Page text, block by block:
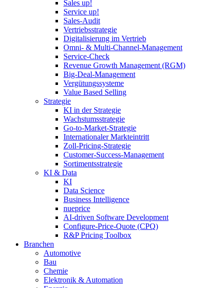
Sales up!
Service up!
Sales-Audit
Vertriebsstrategie
Digitalisierung im Vertrieb
Omni- & Multi-Channel-Management
Service-Check
Revenue Growth Management (RGM)
Big-Deal-Management
Vergütungssysteme
Value Based Selling
Strategie
KI in der Strategie
Wachstumsstrategie
Go-to-Market-Strategie
Internationaler Markteintritt
Zoll-Pricing-Strategie
Customer-Success-Management
Sortimentsstrategie
KI & Data
KI
Data Science
Business Intelligence
nueprice
AI-driven Software Development
Configure-Price-Quote (CPQ)
R&P Pricing Toolbox
Branchen
Automotive
Bau
Chemie
Elektronik & Automation